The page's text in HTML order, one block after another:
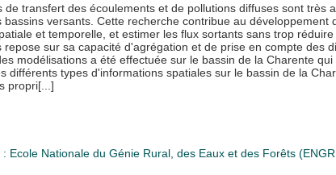
de transfert des écoulements et de pollutions diffuses sont très
bassins versants. Cette recherche contribue au
et temporelle, et estimer les flux sortants sans trop
repose sur sa capacité d'agrégation et de prise en compte des
modélisations a été effectuée sur le bassin de la Charente
différents types d'informations spatiales sur le bassin de la
propri[...]
Ecole Nationale du Génie Rural, des Eaux et des Forêts